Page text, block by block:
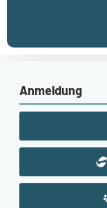
Anmeldung